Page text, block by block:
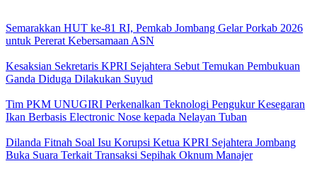
Semarakkan HUT ke-81 RI, Pemkab Jombang Gelar Porkab 2026
untuk Pererat Kebersamaan ASN
Kesaksian Sekretaris KPRI Sejahtera Sebut Temukan Pembukuan
Ganda Diduga Dilakukan Suyud
Tim PKM UNUGIRI Perkenalkan Teknologi Pengukur Kesegaran
Ikan Berbasis Electronic Nose kepada Nelayan Tuban
Dilanda Fitnah Soal Isu Korupsi Ketua KPRI Sejahtera Jombang
Buka Suara Terkait Transaksi Sepihak Oknum Manajer